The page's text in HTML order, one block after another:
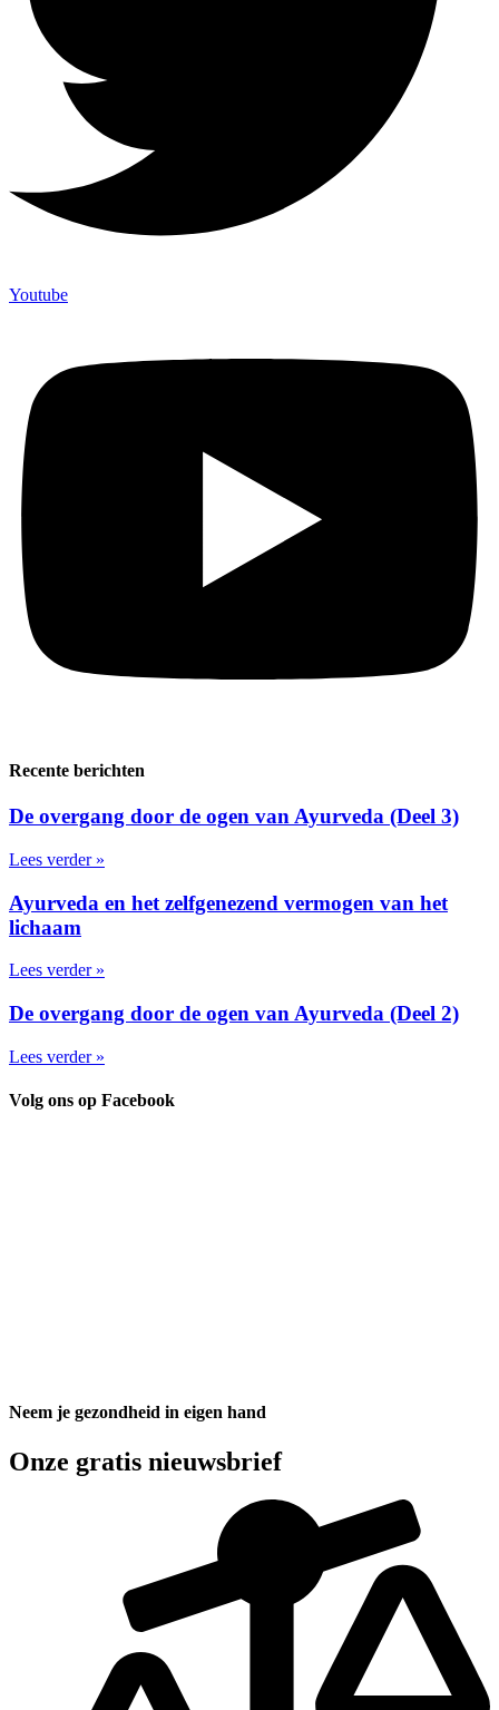
Youtube
Recente berichten
De overgang door de ogen van Ayurveda (Deel 3)
Lees verder »
Ayurveda en het zelfgenezend vermogen van het
lichaam
Lees verder »
De overgang door de ogen van Ayurveda (Deel 2)
Lees verder »
Volg ons op Facebook
Neem je gezondheid in eigen hand
Onze gratis nieuwsbrief